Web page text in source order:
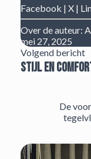
Facebook | X|
Over de auteur:
mei 27, 2025
Volgend bericht
Stijl en
De